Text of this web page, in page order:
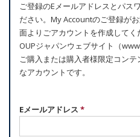
マ
リ
ー
タ
ブ
ご登録のEメールアドレスとパス
ださい。My Accountのご登録が
面よりごアカウントを作成してく
OUPジャパンウェブサイト（
ご購入または購入者様限定コン
なアカウントです。
Eメールアドレス *